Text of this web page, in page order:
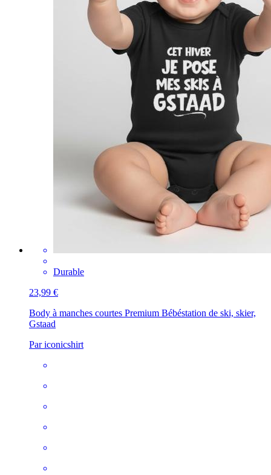
Durable
23,99 €
Body à manches courtes Premium Bébéstation de ski, skier,
Gstaad
Par iconicshirt